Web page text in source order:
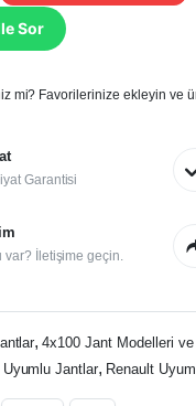
Sor
mi? Favorilerinize ekleyin ve
Garantisi
var? İletişime geçin.
, 4x100 Jant Modelleri ve
Uyumlu Jantlar, Renault